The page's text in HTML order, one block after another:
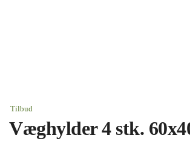
Tilbud
Væghylder 4 stk.